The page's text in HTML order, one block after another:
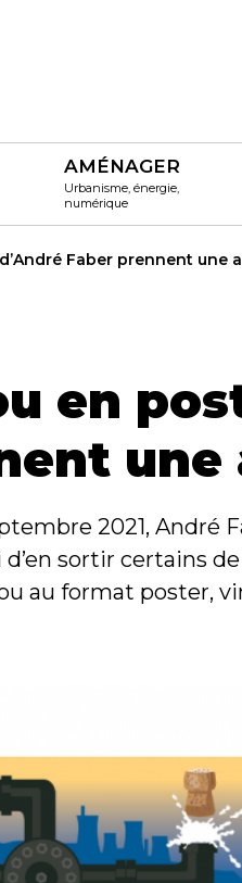
AMÉNAGER
Urbanisme, énergie,
numérique
Faber prennent une
en
2021, André
sortir certains
au format poster,